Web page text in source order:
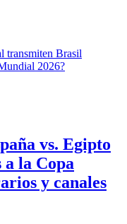
vs. Egipto
la Copa
y canales